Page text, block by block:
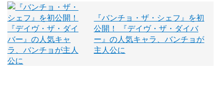
『バンチョ・ザ・シェフ』を初
公開！ 『デイヴ・ザ・ダイバ
ー』の人気キャラ、バンチョが
主人公に